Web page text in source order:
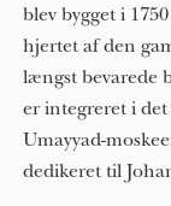
blev bygget i
hjertet af den
længst bevarede
er integreret i
Umayyad-
dedikeret til